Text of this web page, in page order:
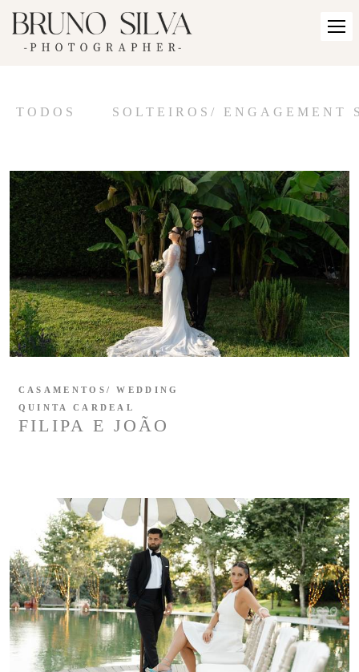
TODOS SOLTEIROS/ ENGAGEMENT
FILIPA E JOÃO
CASAMENTOS/ WEDDING
QUINTA CARDEAL